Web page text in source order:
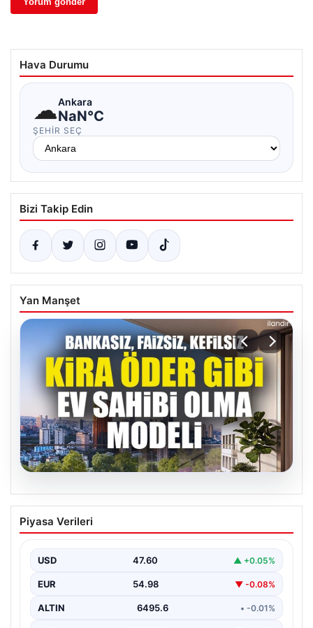
Hava Durumu
☁Ankara
NaN°C
ŞEHIR SEÇ
Bizi Takip Edin
Yan Manşet
05.08.2026
DAP Yapı’dan bir ilk! Emlak Konut
güvencesi Dap vizyonuyla kendi
Piyasa Verileri
USD 47.60 ▲ +0.05%
EUR 54.98 ▼ -0.08%
ALTIN 6495.6 • -0.01%